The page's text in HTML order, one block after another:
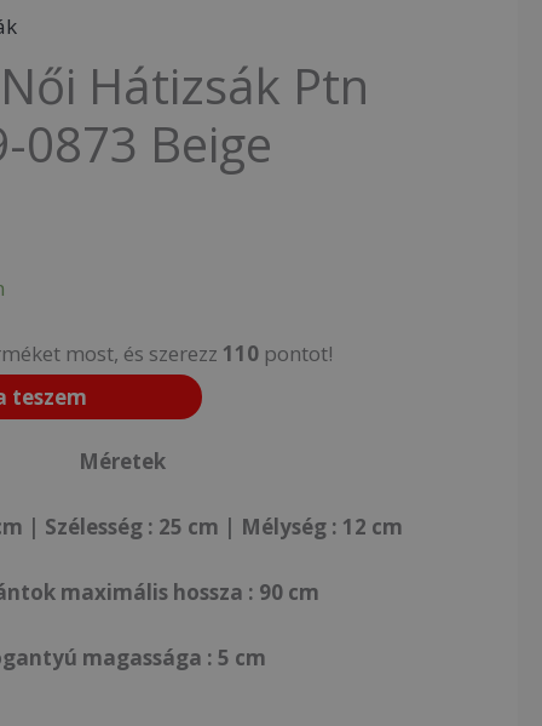
Hátizsák Ptn
0873 Beige
most, és szerezz 110 pontot!
teszem
Méretek
| Szélesség : 25 cm | Mélység : 12 cm
maximális hossza : 90 cm
magassága : 5 cm